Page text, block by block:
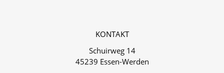
KONTAKT
Schuirweg 14
45239 Essen-Werden